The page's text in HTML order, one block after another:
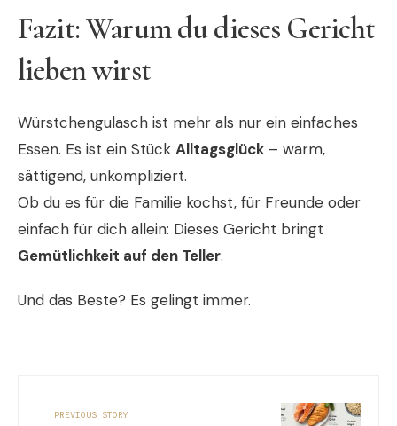
Fazit: Warum du dieses Gericht
lieben wirst
Würstchengulasch ist mehr als nur ein einfaches
Essen. Es ist ein Stück Alltagsglück – warm,
sättigend, unkompliziert.
Ob du es für die Familie kochst, für Freunde oder
einfach für dich allein: Dieses Gericht bringt
Gemütlichkeit auf den Teller.
Und das Beste? Es gelingt immer.
PREVIOUS STORY